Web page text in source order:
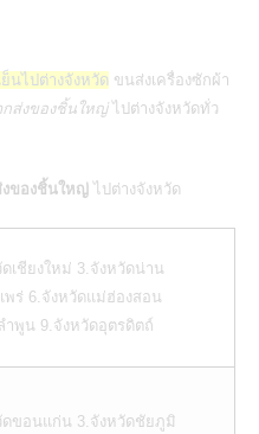
นไปต่างจังหวัด ขนส่งเครื่องซักผ้า
กส่งของชิ้นใหญ่ไปต่างจังหวัดทั่ว
งของชิ้นใหญ่ ไปต่างจังหวัด
เชียงใหม่ 3.จังหวัดน่าน
พร่ 6.จังหวัดแม่ฮ่องสอน
ำพูน 9.จังหวัดอุตรดิตถ์
ขอนแก่น 3.จังหวัดชัยภูมิ